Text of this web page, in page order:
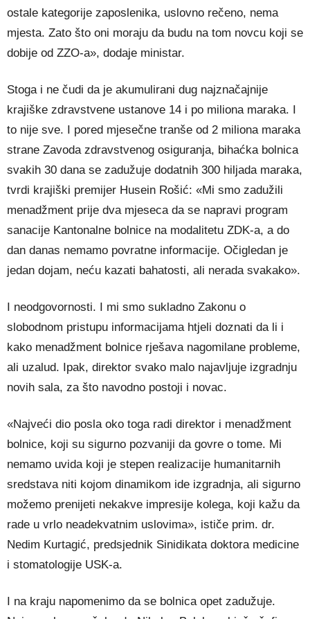
ostale kategorije zaposlenika, uslovno rečeno, nema
mjesta. Zato što oni moraju da budu na tom novcu koji se
dobije od ZZO-a», dodaje ministar.
Stoga i ne čudi da je akumulirani dug najznačajnije
krajiške zdravstvene ustanove 14 i po miliona maraka. I
to nije sve. I pored mjesečne tranše od 2 miliona maraka
strane Zavoda zdravstvenog osiguranja, bihaćka bolnica
svakih 30 dana se zadužuje dodatnih 300 hiljada maraka,
tvrdi krajiški premijer Husein Rošić: «Mi smo zadužili
menadžment prije dva mjeseca da se napravi program
sanacije Kantonalne bolnice na modalitetu ZDK-a, a do
dan danas nemamo povratne informacije. Očigledan je
jedan dojam, neću kazati bahatosti, ali nerada svakako».
I neodgovornosti. I mi smo sukladno Zakonu o
slobodnom pristupu informacijama htjeli doznati da li i
kako menadžment bolnice rješava nagomilane probleme,
ali uzalud. Ipak, direktor svako malo najavljuje izgradnju
novih sala, za što navodno postoji i novac.
«Najveći dio posla oko toga radi direktor i menadžment
bolnice, koji su sigurno pozvaniji da govre o tome. Mi
nemamo uvida koji je stepen realizacije humanitarnih
sredstava niti kojom dinamikom ide izgradnja, ali sigurno
možemo prenijeti nekakve impresije kolega, koji kažu da
rade u vrlo neadekvatnim uslovima», ističe prim. dr.
Nedim Kurtagić, predsjednik Sinidikata doktora medicine
i stomatologije USK-a.
I na kraju napomenimo da se bolnica opet zadužuje.